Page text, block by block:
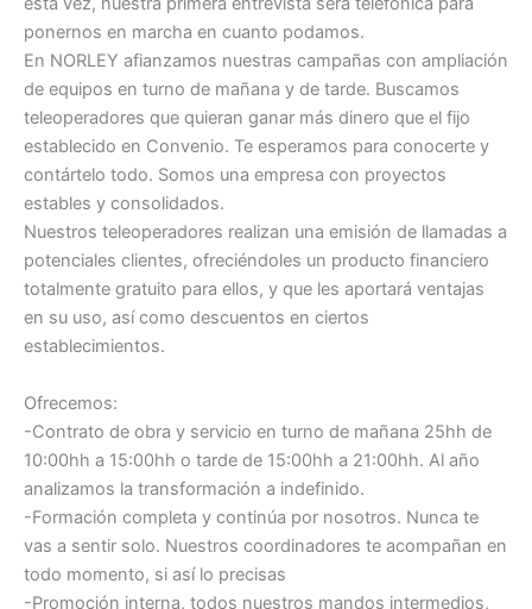
ponernos en marcha en cuanto podamos.
En NORLEY afianzamos nuestras campañas con ampliación
de equipos en turno de mañana y de tarde. Buscamos
teleoperadores que quieran ganar más dinero que el fijo
establecido en Convenio. Te esperamos para conocerte y
contártelo todo. Somos una empresa con proyectos
estables y consolidados.
Nuestros teleoperadores realizan una emisión de llamadas a
potenciales clientes, ofreciéndoles un producto financiero
totalmente gratuito para ellos, y que les aportará ventajas
en su uso, así como descuentos en ciertos
establecimientos.
Ofrecemos:
-Contrato de obra y servicio en turno de mañana 25hh de
10:00hh a 15:00hh o tarde de 15:00hh a 21:00hh. Al año
analizamos la transformación a indefinido.
-Formación completa y continúa por nosotros. Nunca te
vas a sentir solo. Nuestros coordinadores te acompañan en
todo momento, si así lo precisas
-Promoción interna, todos nuestros mandos intermedios,